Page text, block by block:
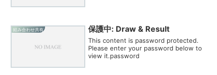
組み合わせ共有 保護中: Draw & Result
This content is password protected.
Please enter your password below to
view it.password